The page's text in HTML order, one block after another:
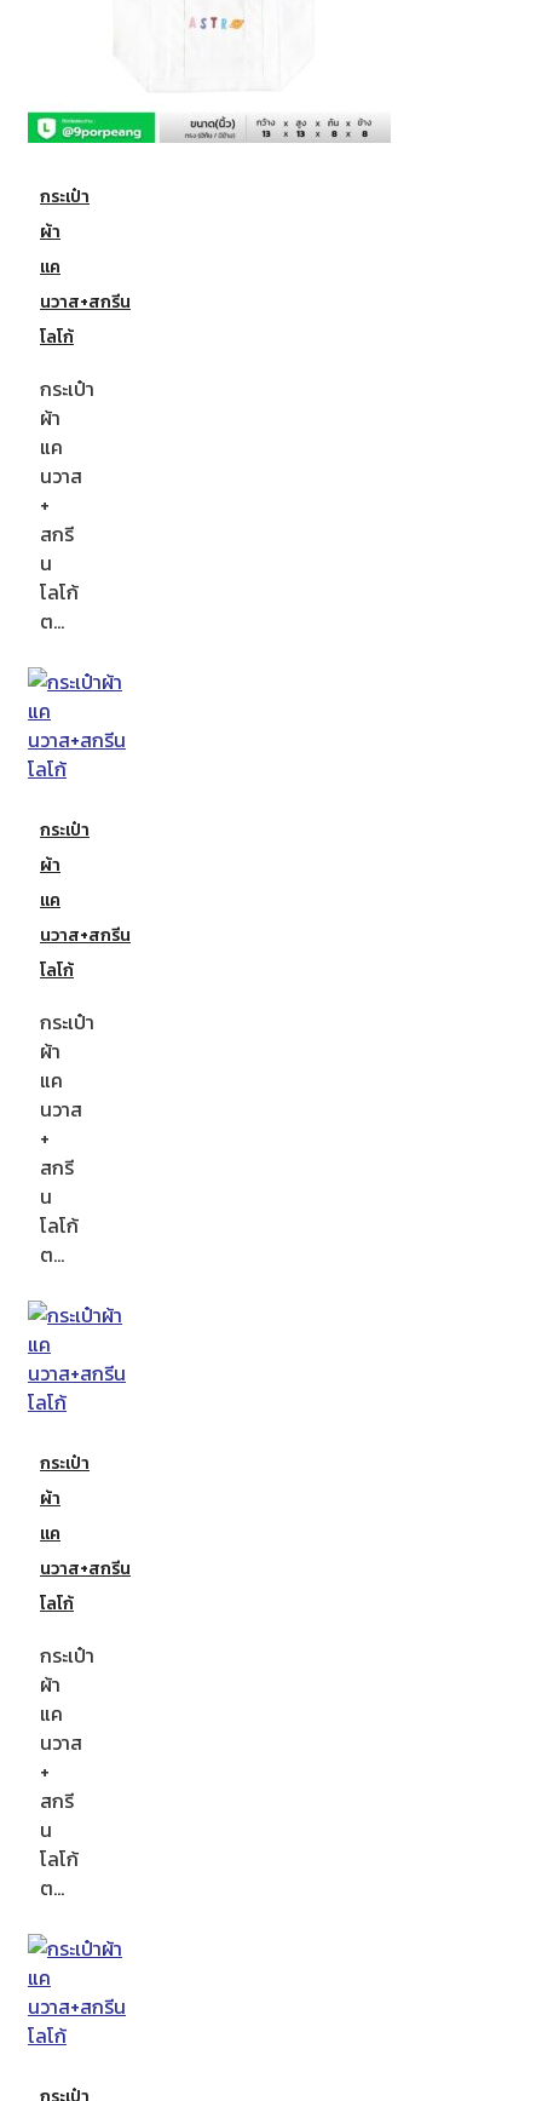
กระเป๋า
ผ้า
แค
นวาส+สกรีน
โลโก้
กระเป๋า
ผ้า
แค
นวาส
+
สกรี
น
โลโก้
ต…
กระเป๋า
ผ้า
แค
นวาส+สกรีน
โลโก้
กระเป๋า
ผ้า
แค
นวาส
+
สกรี
น
โลโก้
ต…
กระเป๋า
ผ้า
แค
นวาส+สกรีน
โลโก้
กระเป๋า
ผ้า
แค
นวาส
+
สกรี
น
โลโก้
ต…